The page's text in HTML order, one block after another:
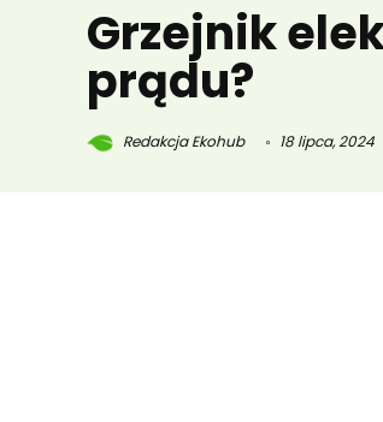
Grzejnik
prądu?
Redakcja Ekohub 18 lipca, 2024